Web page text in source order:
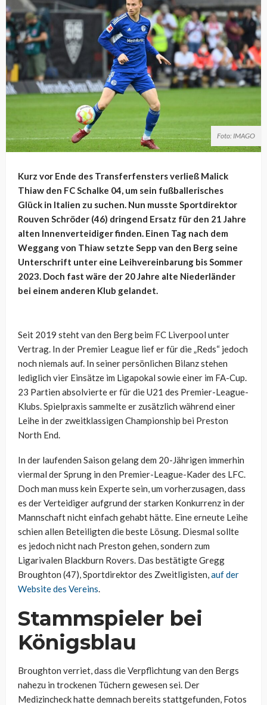
Foto: IMAGO
Kurz vor Ende des Transferfensters verließ Malick
Thiaw den FC Schalke 04, um sein fußballerisches
Glück in Italien zu suchen. Nun musste Sportdirektor
Rouven Schröder (46) dringend Ersatz für den 21 Jahre
alten Innenverteidiger finden. Einen Tag nach dem
Weggang von Thiaw setzte Sepp van den Berg seine
Unterschrift unter eine Leihvereinbarung bis Sommer
2023. Doch fast wäre der 20 Jahre alte Niederländer
bei einem anderen Klub gelandet.
Seit 2019 steht van den Berg beim FC Liverpool unter
Vertrag. In der Premier League lief er für die „Reds“ jedoch
noch niemals auf. In seiner persönlichen Bilanz stehen
lediglich vier Einsätze im Ligapokal sowie einer im FA-Cup.
23 Partien absolvierte er für die U21 des Premier-League-
Klubs. Spielpraxis sammelte er zusätzlich während einer
Leihe in der zweitklassigen Championship bei Preston
North End.
In der laufenden Saison gelang dem 20-Jährigen immerhin
viermal der Sprung in den Premier-League-Kader des LFC.
Doch man muss kein Experte sein, um vorherzusagen, dass
es der Verteidiger aufgrund der starken Konkurrenz in der
Mannschaft nicht einfach gehabt hätte. Eine erneute Leihe
schien allen Beteiligten die beste Lösung. Diesmal sollte
es jedoch nicht nach Preston gehen, sondern zum
Ligarivalen Blackburn Rovers. Das bestätigte Gregg
Broughton (47), Sportdirektor des Zweitligisten,auf der
Website des Vereins.
Stammspieler bei
Königsblau
Broughton verriet, dass die Verpflichtung van den Bergs
nahezu in trockenen Tüchern gewesen sei. Der
Medizincheck hatte demnach bereits stattgefunden, Fotos